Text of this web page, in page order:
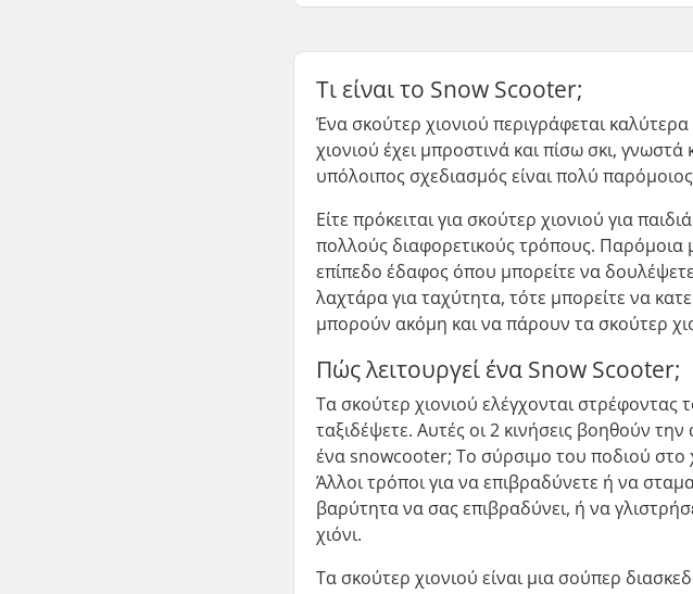
Τι είναι το Snow Scooter;
Ένα σκούτερ χιονιού περιγράφεται
χιονιού έχει μπροστινά και πίσω σκι,
υπόλοιπος σχεδιασμός είναι πολύ
Είτε πρόκειται για σκούτερ χιονιού για
πολλούς διαφορετικούς τρόπους. Παρόμοια
επίπεδο έδαφος όπου μπορείτε να
λαχτάρα για ταχύτητα, τότε μπορείτε να
μπορούν ακόμη και να πάρουν τα σκούτερ
Πώς λειτουργεί ένα Snow Scooter;
Τα σκούτερ χιονιού ελέγχονται στρέφοντας
ταξιδέψετε. Αυτές οι 2 κινήσεις βοηθούν
ένα snowcooter; Το σύρσιμο του ποδιού στο
Άλλοι τρόποι για να επιβραδύνετε ή να
βαρύτητα να σας επιβραδύνει, ή να
χιόνι.
Τα σκούτερ χιονιού είναι μια σούπερ